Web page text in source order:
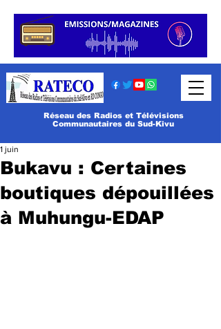
Réseau des Radios et Télévisions
Communautaires du Sud-Kivu
Bukavu : Certaines
boutiques dépouillées
à Muhungu-EDAP
1 juin